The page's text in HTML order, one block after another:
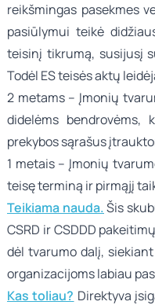
reikšmingas pasekmes
pasiūlymui teikė
teisinį tikrumą, susijusį
Todėl ES teisės aktų
2 metams – Įmonių
didelėms
prekybos sąrašus
1 metais – Įmonių
teisę terminą ir pirmąjį
Teikiama nauda.Šis
CSRD ir CSDDD
dėl tvarumo dalį,
organizacijoms labiau
Kas toliau? Direktyva